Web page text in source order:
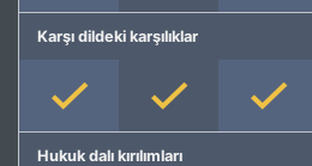
Karşı dildeki karşılıklar
Hukuk dalı kırılımları